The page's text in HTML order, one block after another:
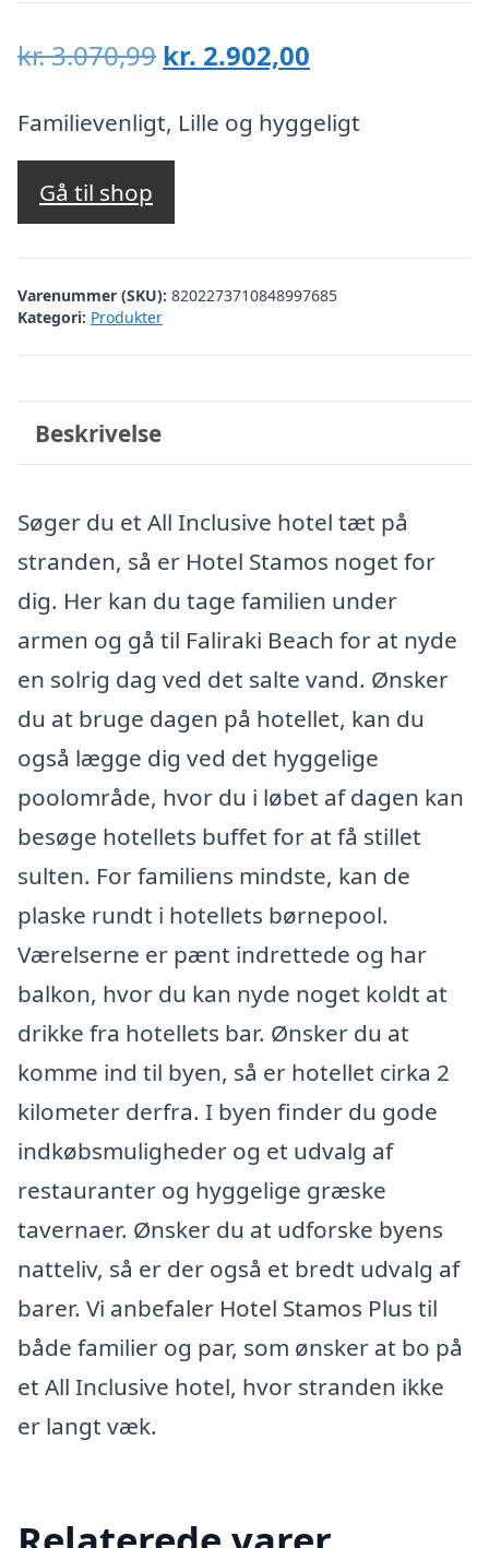
kr.3.070,99 Den
pris
var:
kr. 2.902,00
pris
Familievenligt, Lille og hyggeligt
Gå til shop
Varenummer (SKU): 8202273710848997685
Kategori: Produkter
Beskrivelse
Søger du et All Inclusive hotel tæt på
stranden, så er Hotel Stamos noget for
dig. Her kan du tage familien under
armen og gå til Faliraki Beach for at nyde
en solrig dag ved det salte vand. Ønsker
du at bruge dagen på hotellet, kan du
også lægge dig ved det hyggelige
poolområde, hvor du i løbet af dagen kan
besøge hotellets buffet for at få stillet
sulten. For familiens mindste, kan de
plaske rundt i hotellets børnepool.
Værelserne er pænt indrettede og har
balkon, hvor du kan nyde noget koldt at
drikke fra hotellets bar. Ønsker du at
komme ind til byen, så er hotellet cirka 2
kilometer derfra. I byen finder du gode
indkøbsmuligheder og et udvalg af
restauranter og hyggelige græske
tavernaer. Ønsker du at udforske byens
natteliv, så er der også et bredt udvalg af
barer. Vi anbefaler Hotel Stamos Plus til
både familier og par, som ønsker at bo på
et All Inclusive hotel, hvor stranden ikke
er langt væk.